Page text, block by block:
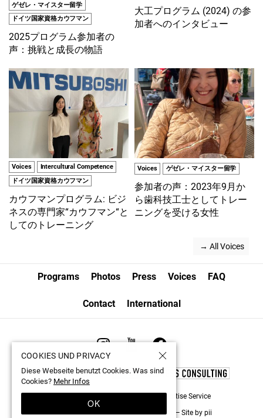
ゲゼレ・マイスター留学
ドイツ国家資格カウフマン
2025プログラム参加者の
声：挑戦と成長の物語
大工プログラム (2024) の参
加者へのインタビュー
Voices
Intercultural Competence
ドイツ国家資格カウフマン
カウフマンプログラム: ビジ
ネスの専門家“カウフマン“と
してのトレーニング
Voices ゲゼレ・マイスター留学
参加者の声：2023年9月か
ら歯科技工士としてトレー
ニングを受ける女性
→ All Voices
Programs Photos Press Voices FAQ
Contact International
© 1998-2026 by Nippon German Expertise Service
Contact — Site by pii
COOKIES UND PRIVACY
Diese Webseite benutzt Cookies. Was sind
Cookies? Mehr Infos
OK